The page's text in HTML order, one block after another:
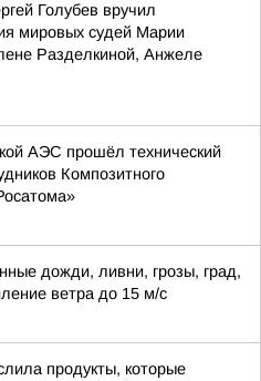
Голубев вручил
мировых судей Марии
Разделкиной, Анжеле
АЭС прошёл технический
Композитного
дожди, ливни, грозы, град,
ветра до 15 м/с
продукты, которые